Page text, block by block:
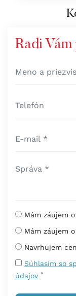
Radi
Mám záujem
Mám záujem
Navrhujem
Súhlasím so
údajov *